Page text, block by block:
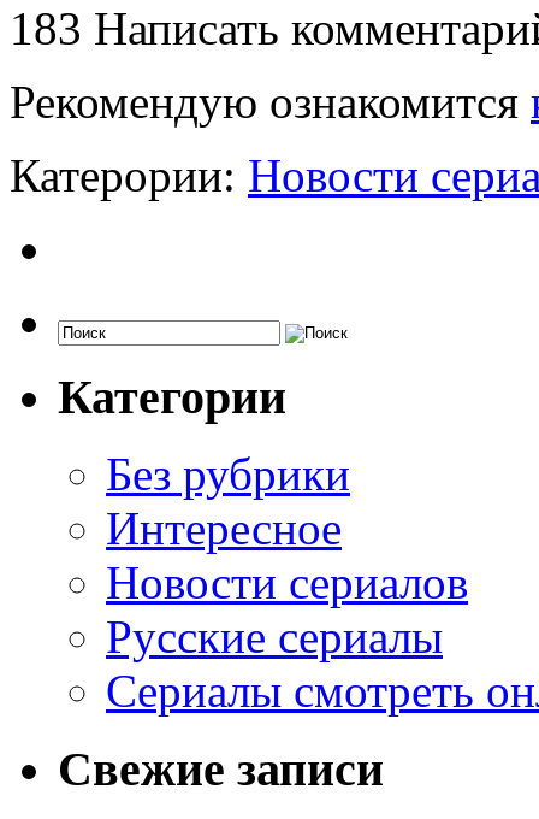
183 Написать
Рекомендую ознакомится
Катерории: Новости
Категории
Без рубрики
Интересное
Новости сериалов
Русские сериалы
Сериалы смотреть
Свежие записи